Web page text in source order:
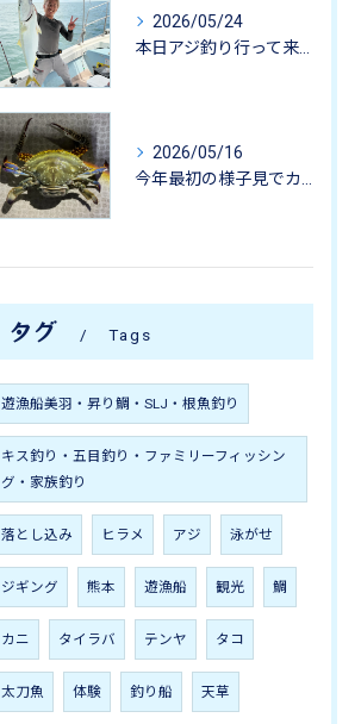
2026/05/24
2026/05/16
タグ Tags
遊漁船美羽・昇り鯛・SLJ・根魚釣り
キス釣り・五目釣り・ファミリーフィッシン
グ・家族釣り
落とし込み ヒラメ アジ 泳がせ
ジギング 熊本 遊漁船 観光 鯛
カニ タイラバ テンヤ タコ
太刀魚 体験 釣り船 天草